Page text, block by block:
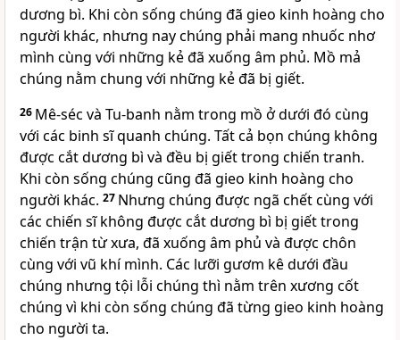
dương bì. Khi còn sống chúng đã gieo kinh hoàng cho
người khác, nhưng nay chúng phải mang nhuốc nhơ
mình cùng với những kẻ đã xuống âm phủ. Mồ mả
chúng nằm chung với những kẻ đã bị giết.
26 Mê-séc và Tu-banh nằm trong mồ ở dưới đó cùng
với các binh sĩ quanh chúng. Tất cả bọn chúng không
được cắt dương bì và đều bị giết trong chiến tranh.
Khi còn sống chúng cũng đã gieo kinh hoàng cho
người khác. 27 Nhưng chúng được ngã chết cùng với
các chiến sĩ không được cắt dương bì bị giết trong
chiến trận từ xưa, đã xuống âm phủ và được chôn
cùng với vũ khí mình. Các lưỡi gươm kê dưới đầu
chúng nhưng tội lỗi chúng thì nằm trên xương cốt
chúng vì khi còn sống chúng đã từng gieo kinh hoàng
cho người ta.